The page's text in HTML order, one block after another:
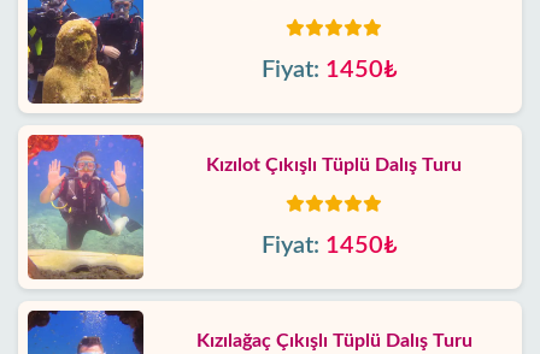
Fiyat: 1450₺
Kızılot Çıkışlı Tüplü Dalış Turu
Fiyat: 1450₺
Kızılağaç Çıkışlı Tüplü Dalış Turu